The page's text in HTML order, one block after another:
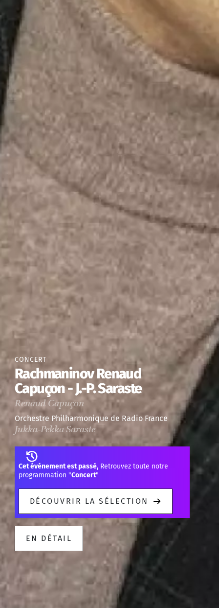
CONCERT
Rachmaninov Renaud
Capuçon - J.-P. Saraste
Renaud Capuçon
Orchestre Philharmonique de Radio France
Jukka-Pekka Saraste
Cet événement est passé, Retrouvez toute notre
programmation "Concert"
DÉCOUVRIR LA SÉLECTION
EN DÉTAIL